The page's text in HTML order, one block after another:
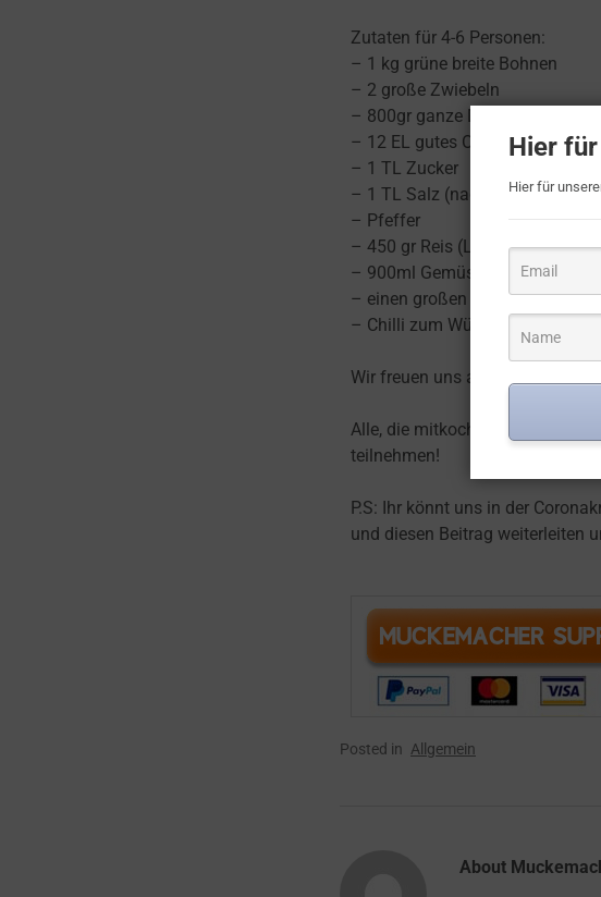
Zutaten für 4-6 Personen:
– 1 kg grüne breite Bohnen
– 2 große Zwiebeln
– 800gr ganze Dosentomaten
– 12 EL gutes Olivenöl
– 1 TL Zucker
– 1 TL Salz (nach Geschmack)
– Pfeffer
– 450 gr Reis (Langkornreis,
– 900ml Gemüsebrühe
– einen großen Bund glatte
– Chilli zum Würzen (nach
Wir freuen uns auf viele Gäste in
Alle, die mitkochen und uns ein
teilnehmen!
P.S: Ihr könnt uns in der
und diesen Beitrag weiterleiten
Posted in Allgemein
About
Hier
Hier für